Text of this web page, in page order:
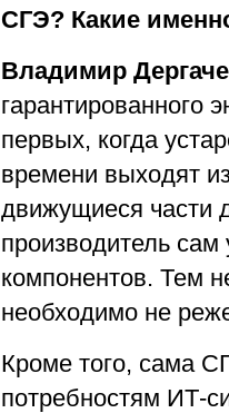
СГЭ? Какие
Владимир
гарантированного
первых, когда
времени выходят
движущиеся части
производитель
компонентов. Тем
необходимо не
Кроме того, сама
потребностям ИТ-